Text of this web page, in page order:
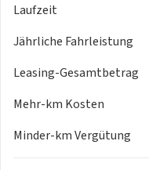
* Außenspiegel
* Betriebserlaubnis
* Fahrlichtassistent
* Frontscheibe in
*
* Getriebe für
* Gurtanlegesignalisation
Laufzeit
Jährliche Fahrleistung
Leasing-Gesamtbetrag
Mehr-km Kosten
Minder-km Vergütung